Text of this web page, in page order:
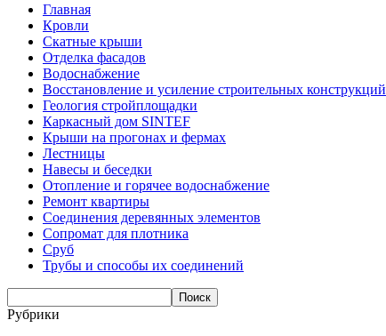
Главная
Кровли
Скатные крыши
Отделка фасадов
Водоснабжение
Восстановление и усиление строительных конструкций
Геология стройплощадки
Каркасный дом SINTEF
Крыши на прогонах и фермах
Лестницы
Навесы и беседки
Отопление и горячее водоснабжение
Ремонт квартиры
Соединения деревянных элементов
Сопромат для плотника
Сруб
Трубы и способы их соединений
Рубрики